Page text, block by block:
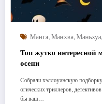
Манга, Манхва, Маньхуа,
Топ жутко интересной
осени
Собрали хэллоуинскую
огических триллеров,
бы ваш…